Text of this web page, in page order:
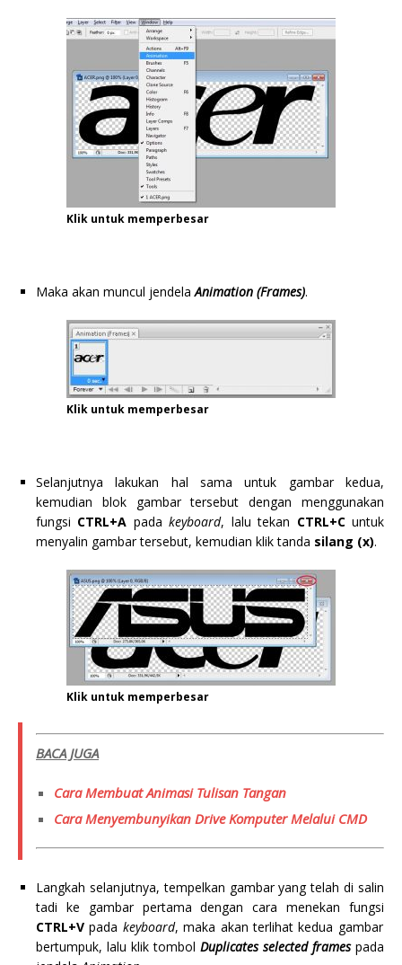
Klik untuk memperbesar
Maka akan muncul jendelaAnimation (Frames).
Klik untuk memperbesar
Selanjutnya lakukan hal sama untuk gambar kedua,
kemudian blok gambar tersebut dengan menggunakan
fungsi CTRL+A padakeyboard, lalu tekan CTRL+Cuntuk
menyalin gambar tersebut, kemudian klik tanda silang (x).
Klik untuk memperbesar
BACA JUGA
Cara Membuat Animasi Tulisan Tangan
Cara Menyembunyikan Drive Komputer Melalui CMD
Langkah selanjutnya, tempelkan gambar yang telah di salin
tadi ke gambar pertama dengan cara menekan fungsi
CTRL+Vpada keyboard, maka akan terlihat kedua gambar
bertumpuk, lalu klik tombol Duplicates selected framespada